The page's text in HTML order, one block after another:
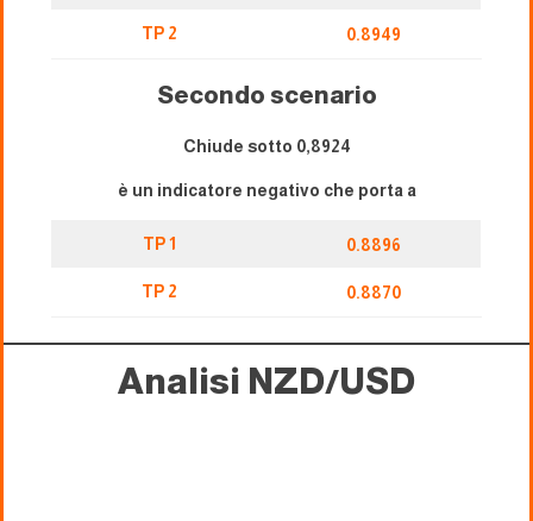
TP 2 0.8949
Secondo scenario
Chiude sotto 0,8924
è un indicatore negativo che porta a
TP 1 0.8896
TP 2 0.8870
Analisi NZD/USD